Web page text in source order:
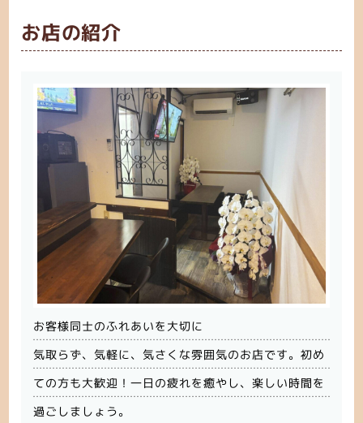
お店の紹介
お客様同士のふれあいを大切に
気取らず、気軽に、気さくな雰囲気のお店です。初め
ての方も大歓迎！一日の疲れを癒やし、楽しい時間を
過ごしましょう。